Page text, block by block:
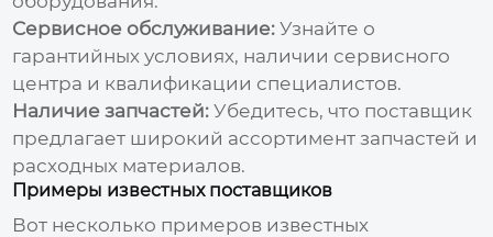
Сервисное обслуживание: Узнайте о
гарантийных условиях, наличии сервисного
центра и квалификации специалистов.
Наличие запчастей: Убедитесь, что поставщик
предлагает широкий ассортимент запчастей и
расходных материалов.
Примеры известных поставщиков
Вот несколько примеров известных